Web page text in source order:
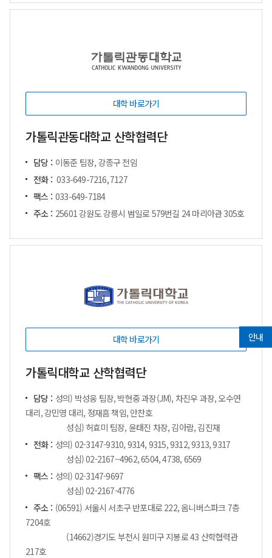
안내
대학 바로가기
가톨릭관동대학교 산학협력단
담당 : 이동준 팀장, 강종구 전임
전화 : 033-649-7216, 7127
팩스 : 033-649-7184
주소 : 25601 강원도 강릉시 범일로 579번길 24 마리아관 305호
대학 바로가기
가톨릭대학교 산학협력단
담당 : 성의) 박성웅 팀장, 박현중 과장(JM), 차진우 과장, 오수연
대리, 강민영 대리, 정재흠 책임, 안찬호
성심) 허효미 팀장, 윤태진 차장, 김아람, 김진재
전화 : 성의) 02-3147-9310, 9314, 9315, 9312, 9313, 9317
성심) 02-2167--4962, 6504, 4738, 6569
팩스 : 성의) 02-3147-9697
성심) 02-2167-4776
주소 : (06591) 서울시 서초구 반포대로 222, 옴니버스파크 7층
7204호
(14662)경기도 부천시 원미구 지봉로 43 산학협력관
217호